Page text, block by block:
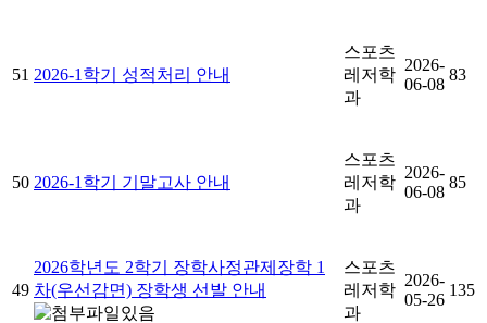
51 2026-1학기 성적처리 안내
스포츠
레저학
과
2026-
06-08
83
50 2026-1학기 기말고사 안내
스포츠
레저학
과
2026-
06-08
85
49
2026학년도 2학기 장학사정관제장학 1
차(우선감면) 장학생 선발 안내
스포츠
레저학
과
2026-
05-26
135